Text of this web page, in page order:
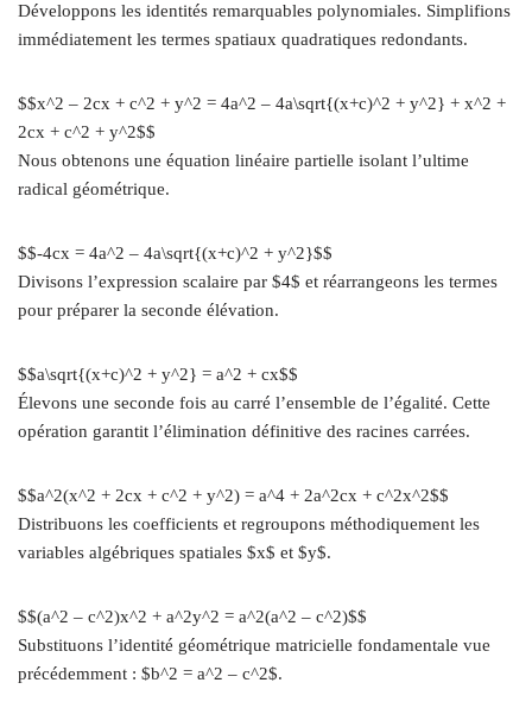
Développons les identités remarquables polynomiales. Simplifions
immédiatement les termes spatiaux quadratiques redondants.
$$x^2 – 2cx + c^2 + y^2 = 4a^2 – 4a\sqrt{(x+c)^2 + y^2} + x^2 +
2cx + c^2 + y^2$$
Nous obtenons une équation linéaire partielle isolant l’ultime
radical géométrique.
$$-4cx = 4a^2 – 4a\sqrt{(x+c)^2 + y^2}$$
Divisons l’expression scalaire par $4$ et réarrangeons les termes
pour préparer la seconde élévation.
$$a\sqrt{(x+c)^2 + y^2} = a^2 + cx$$
Élevons une seconde fois au carré l’ensemble de l’égalité. Cette
opération garantit l’élimination définitive des racines carrées.
$$a^2(x^2 + 2cx + c^2 + y^2) = a^4 + 2a^2cx + c^2x^2$$
Distribuons les coefficients et regroupons méthodiquement les
variables algébriques spatiales $x$ et $y$.
$$(a^2 – c^2)x^2 + a^2y^2 = a^2(a^2 – c^2)$$
Substituons l’identité géométrique matricielle fondamentale vue
précédemment : $b^2 = a^2 – c^2$.